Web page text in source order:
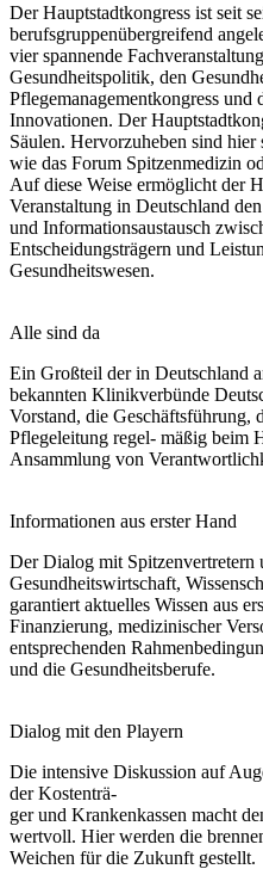
Der Hauptstadtkongress ist seit
berufsgruppenübergreifend
vier spannende
Gesundheitspolitik, den
Pflegemanagementkongress
Innovationen. Der
Säulen. Hervorzuheben sind hier
wie das Forum Spitzenmedizin
Auf diese Weise ermöglicht der
Veranstaltung in Deutschland
und Informationsaustausch
Entscheidungsträgern und
Gesundheitswesen.
Alle sind da
Ein Großteil der in Deutschland
bekannten Klinikverbünde
Vorstand, die Geschäftsführung,
Pflegeleitung regel- mäßig beim
Ansammlung von
Informationen aus erster Hand
Der Dialog mit Spitzenvertretern
Gesundheitswirtschaft,
garantiert aktuelles Wissen aus
Finanzierung, medizinischer
entsprechenden
und die Gesundheitsberufe.
Dialog mit den Playern
Die intensive Diskussion auf
der Kostenträ-
ger und Krankenkassen macht
wertvoll. Hier werden die
Weichen für die Zukunft gestellt.